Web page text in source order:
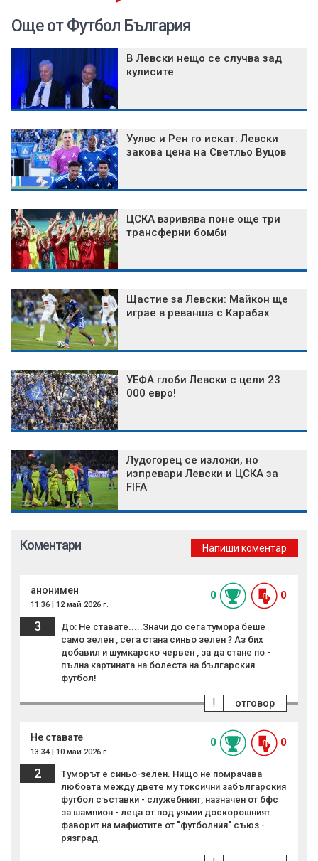
Още от Футбол България
В Левски нещо се случва зад
кулисите
Уулвс и Рен го искат: Левски
закова цена на Светльо Вуцов
ЦСКА взривява поне още три
трансферни бомби
Щастие за Левски: Майкон ще
играе в реванша с Карабах
УЕФА глоби Левски с цели 23
000 евро!
Лудогорец се изложи, но
изпревари Левски и ЦСКА за
FIFA
Коментари Напиши коментар
анонимен
11:36 | 12 май 2026 г.
0 0
3
До: Не ставате.....Значи до сега тумора беше
само зелен , сега стана синьо зелен ? Аз бих
добавил и шумкарско червен , за да стане по -
пълна картината на болеста на българския
футбол!
отговор
!
Не ставате
13:34 | 10 май 2026 г.
0 0
2
Туморът е синьо-зелен. Нищо не помрачава
любовта между двете му токсични забългарския
футбол съставки - служебният, назначен от бфс
за шампион - леца от под уямии доскорошният
фаворит на мафиотите от "футболния" съюз -
рязград.